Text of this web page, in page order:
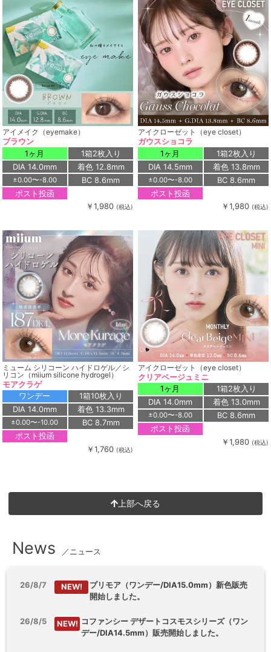
アイメイク（eyemake）
ブラウン
1ヶ月
1箱2枚入り
DIA 14.0mm
着色 12.8mm
±0.00〜-8.00
BC 8.6mm
ポスト投函
￥1,980 (税込)
アイクローゼット（eye closet）
ガウスショコラ
1ヶ月
1箱2枚入り
DIA 14.5mm
着色 13.8mm
±0.00〜-8.00
BC 8.6mm
ポスト投函
￥1,980 (税込)
ミューム シリコーン ハイドロゲル／シ
リコン（miium silicone hydrogel）
モアクラゲ
ワンデー
1箱10枚入り
DIA 14.0mm
着色 13.3mm
±0.00〜-10.00
BC 8.7mm
ポスト投函
￥1,760 (税込)
アイクローゼット（eye closet）
クリアベージュミニ
1ヶ月
1箱2枚入り
DIA 14.0mm
着色 13.0mm
±0.00〜-8.00
BC 8.6mm
ポスト投函
￥1,980 (税込)
上部へ戻る
News ／ニュース
26/8/7 NEW!
プリモア（ワンデー/DIA15.0mm）新色販売
開始しました。
26/8/5 NEW! コファンシー デザートコスモスシリーズ（ワン
デー/DIA14.5mm）販売開始しました。